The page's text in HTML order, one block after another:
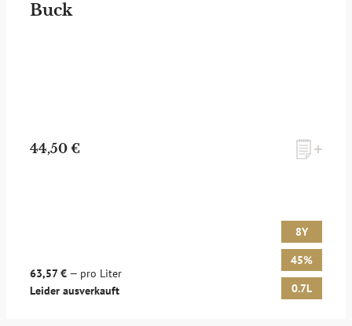
Buck
44,50 €
63,57 € — pro Liter
Leider ausverkauft
8Y
45%
0.7L